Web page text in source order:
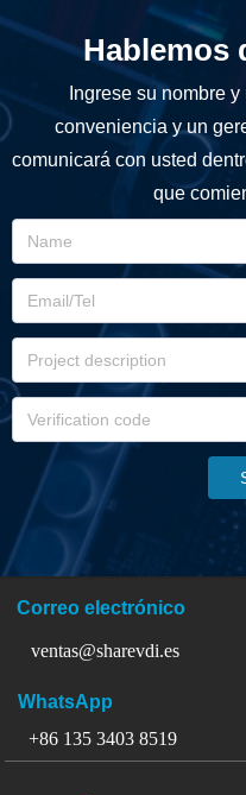
Hablemos
Ingrese su nombre
conveniencia y un
comunicará con usted
que
Correo electrónico
ventas@sharevdi.es
WhatsApp
+86 135 3403 8519